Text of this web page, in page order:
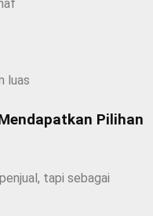
luas
Pilihan
tapi sebagai